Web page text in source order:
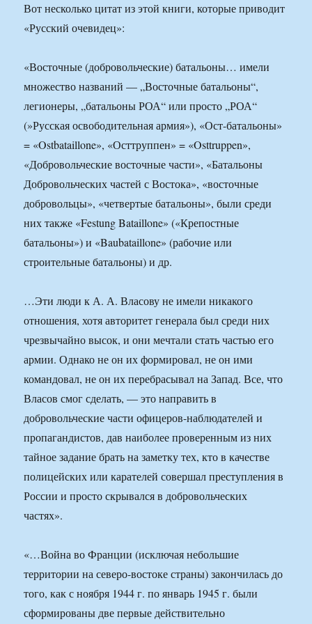
Вот несколько цитат из этой книги, которые приводит
«Русский очевидец»:
«Восточные (добровольческие) батальоны… имели
множество названий — „Восточные батальоны“,
легионеры, „батальоны РОА“ или просто „РОА“
(»Русская освободительная армия»), «Ост-батальоны»
= «Ostbataillone», «Осттруппен» = «Osttruppen»,
«Добровольческие восточные части», «Батальоны
Добровольческих частей с Востока», «восточные
добровольцы», «четвертые батальоны», были среди
них также «Festung Bataillone» («Крепостные
батальоны») и «Baubataillone» (рабочие или
строительные батальоны) и др.
…Эти люди к А. А. Власову не имели никакого
отношения, хотя авторитет генерала был среди них
чрезвычайно высок, и они мечтали стать частью его
армии. Однако не он их формировал, не он ими
командовал, не он их перебрасывал на Запад. Все, что
Власов смог сделать, — это направить в
добровольческие части офицеров-наблюдателей и
пропагандистов, дав наиболее проверенным из них
тайное задание брать на заметку тех, кто в качестве
полицейских или карателей совершал преступления в
России и просто скрывался в добровольческих
частях».
«…Война во Франции (исключая небольшие
территории на северо-востоке страны) закончилась до
того, как с ноября 1944 г. по январь 1945 г. были
сформированы две первые действительно